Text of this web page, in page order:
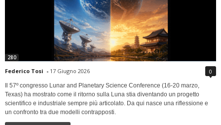
280
Federico Tosi - 17 Giugno 2026 0
Il 57º congresso Lunar and Planetary Science Conference (16-20 marzo,
Texas) ha mostrato come il ritorno sulla Luna stia diventando un progetto
scientifico e industriale sempre più articolato. Da qui nasce una riflessione e
un confronto tra due modelli contrapposti.